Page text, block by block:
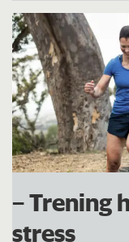
– Trening
stress